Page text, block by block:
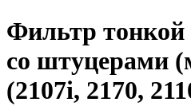
Фильтр тонкой
со штуцерами
(2107i, 2170,